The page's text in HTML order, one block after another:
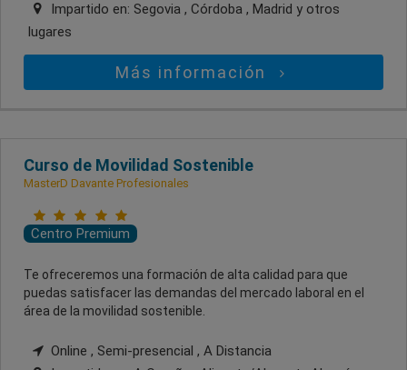
Impartido en: Segovia , Córdoba , Madrid y otros
lugares
Más información
Curso de Movilidad Sostenible
MasterD Davante Profesionales
Centro Premium
Te ofreceremos una formación de alta calidad para que
puedas satisfacer las demandas del mercado laboral en el
área de la movilidad sostenible.
Online , Semi-presencial , A Distancia